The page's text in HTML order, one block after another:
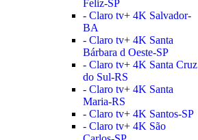
Feliz-SP
- Claro tv+ 4K Salvador-
BA
- Claro tv+ 4K Santa
Bárbara d Oeste-SP
- Claro tv+ 4K Santa Cruz
do Sul-RS
- Claro tv+ 4K Santa
Maria-RS
- Claro tv+ 4K Santos-SP
- Claro tv+ 4K São